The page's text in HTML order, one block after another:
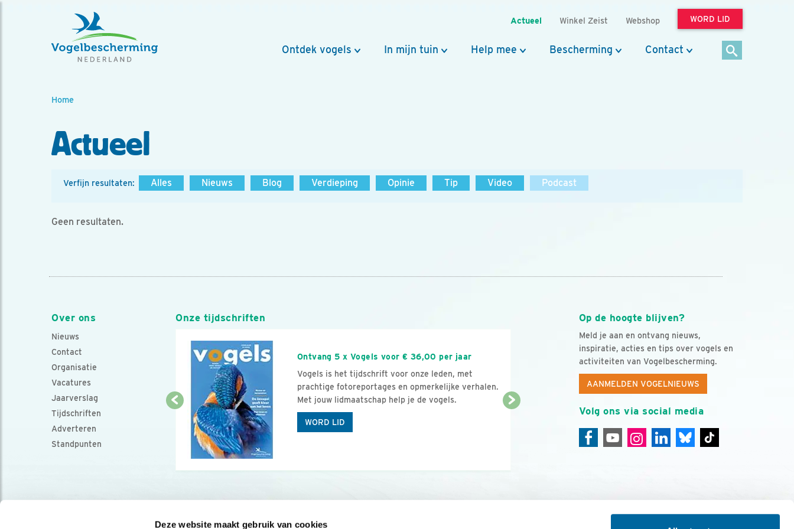
Deze website maakt gebruik van cookies
Actueel Winkel Zeist Webshop WORD LID
Ontdek vogels In mijn tuin Help mee Bescherming Contact
Home
Actueel
Verfijn resultaten: Alles Nieuws Blog Verdieping Opinie Tip Video Podcast
Geen resultaten.
Over ons
Nieuws
Contact
Organisatie
Vacatures
Jaarverslag
Tijdschriften
Adverteren
Standpunten
Op de hoogte blijven?
Meld je aan en ontvang nieuws,
inspiratie, acties en tips over vogels en
activiteiten van Vogelbescherming.
AANMELDEN VOGELNIEUWS
Volg ons via social media
Onze tijdschriften
Ontvang 5 x Vogels voor € 36,00 per jaar
Vogels is het tijdschrift voor onze leden, met
prachtige fotoreportages en opmerkelijke verhalen.
Met jouw lidmaatschap help je de vogels.
WORD LID